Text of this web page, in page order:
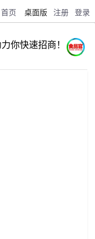
首页 桌面版 注册 登录
你快速招商！